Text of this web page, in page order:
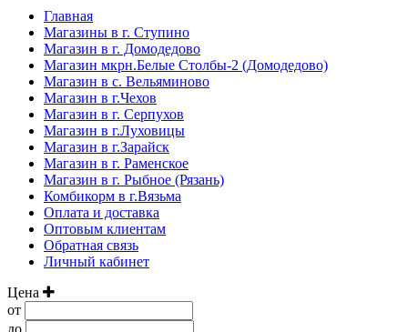
Главная
Магазины в г. Ступино
Магазин в г. Домодедово
Магазин мкрн.Белые Столбы-2 (Домодедово)
Магазин в с. Вельяминово
Магазин в г.Чехов
Магазин в г. Серпухов
Магазин в г.Луховицы
Магазин в г.Зарайск
Магазин в г. Раменское
Магазин в г. Рыбное (Рязань)
Комбикорм в г.Вязьма
Оплата и доставка
Оптовым клиентам
Обратная связь
Личный кабинет
Цена
от